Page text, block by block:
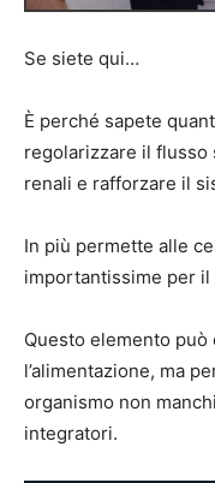
Se siete qui…
È perché sapete
regolarizzare il
renali e rafforzare il
In più permette alle
importantissime per il
Questo elemento
l’alimentazione, ma
organismo non
integratori.